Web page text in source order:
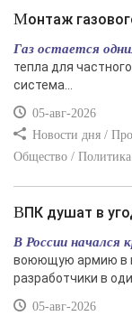
Монтаж
Газ остается
тепла для
система...
05-авг-2026
Новости дня /
Общество /
ВПК душат в
В России начался
воюющую армию в
разработчики в
05-авг-2026